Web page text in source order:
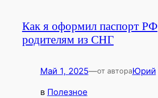
Как я оформил паспорт РФ
родителям из СНГ
Май 1, 2025—от автораЮрий
в Полезное